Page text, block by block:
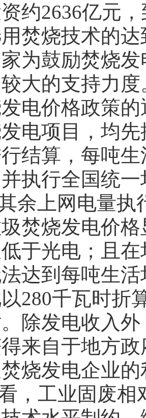
约2636亿元
焚烧技术的
为鼓励焚烧
大的支持力
电价格政策
电项目，均
结算，每吨
执行全国统
余上网电量
焚烧发电价
于光电；且
达到每吨生
280千瓦时折
除发电收入
来自于地方
烧发电企业
，工业固废相